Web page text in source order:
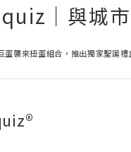
｜與城
蛋襲來扭蛋組合，推出獨家聖誕禮